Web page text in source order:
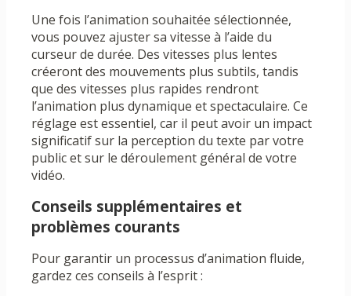
Une fois l’animation souhaitée sélectionnée,
vous pouvez ajuster sa vitesse à l’aide du
curseur de durée. Des vitesses plus lentes
créeront des mouvements plus subtils, tandis
que des vitesses plus rapides rendront
l’animation plus dynamique et spectaculaire. Ce
réglage est essentiel, car il peut avoir un impact
significatif sur la perception du texte par votre
public et sur le déroulement général de votre
vidéo.
Conseils supplémentaires et
problèmes courants
Pour garantir un processus d’animation fluide,
gardez ces conseils à l’esprit :